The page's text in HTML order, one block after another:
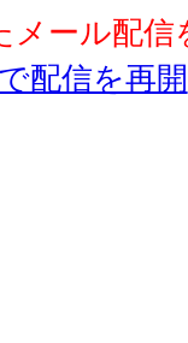
メール配
配信を再開